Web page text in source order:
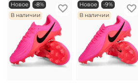
Новое
-8%
В наличии
Новое
-9%
В наличии